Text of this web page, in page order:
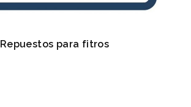
Repuestos para fitros